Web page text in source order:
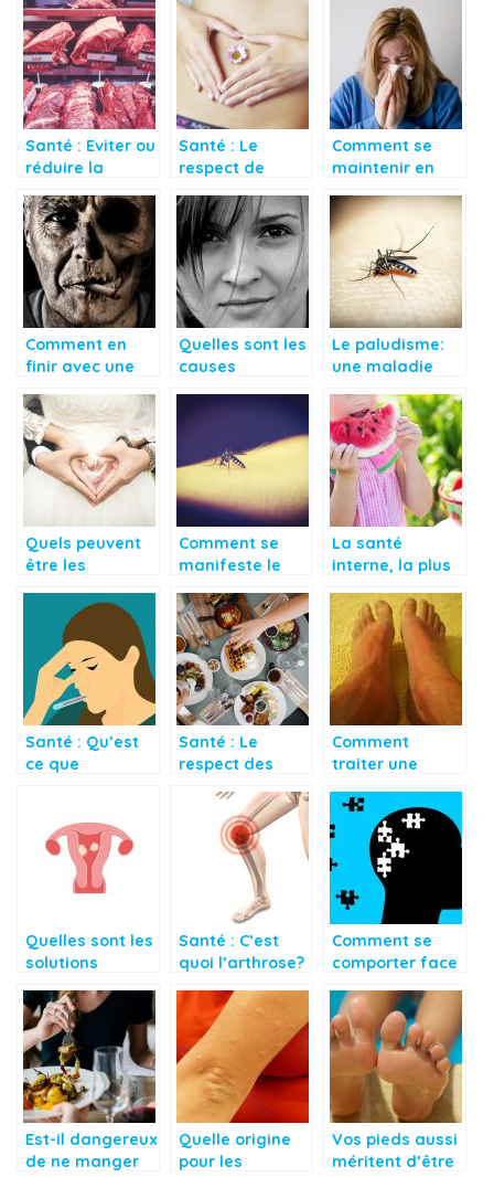
Santé : Eviter ou
réduire la
de viande rouge
Santé : Le
respect de
notions
Comment se
maintenir en
la saison
hivernale ?
Comment en
finir avec une
tabac?
Quelles sont les
causes
Le paludisme:
une maladie
Quels peuvent
être les
de l’acte sexuel
dans
l’organisme ?
Comment se
manifeste le
les personnes
victime d’elle?
La santé
interne, la plus
Santé : Qu’est
ce que
Santé : Le
respect des
d’alimentation
Comment
traiter une
d’hyperthermie?
Quelles sont les
solutions
remédier aux
fibromes
utérins?
Santé : C’est
quoi l’arthrose?
Comment se
comporter face
pertes de
mémoire ?
Est-il dangereux
de ne manger
Quelle origine
pour les
Vos pieds aussi
méritent d’être